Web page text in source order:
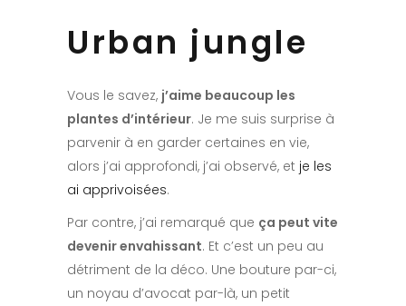
Urban jungle
Vous le savez, j’aime beaucoup les
plantes d’intérieur. Je me suis surprise à
parvenir à en garder certaines en vie,
alors j’ai approfondi, j’ai observé, et je les
ai apprivoisées.
Par contre, j’ai remarqué que ça peut vite
devenir envahissant. Et c’est un peu au
détriment de la déco. Une bouture par-ci,
un noyau d’avocat par-là, un petit